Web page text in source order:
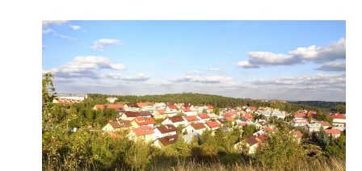
Siedem ujęć obrazujących
różnorodność Gdańska.
Odsłona pierwsza.